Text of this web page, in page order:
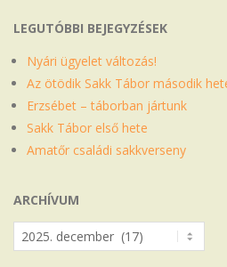
LEGUTÓBBI BEJEGYZÉSEK
Nyári ügyelet változás!
Az ötödik Sakk Tábor második
Erzsébet – táborban jártunk
Sakk Tábor első hete
Amatőr családi sakkverseny
ARCHÍVUM
Archívum